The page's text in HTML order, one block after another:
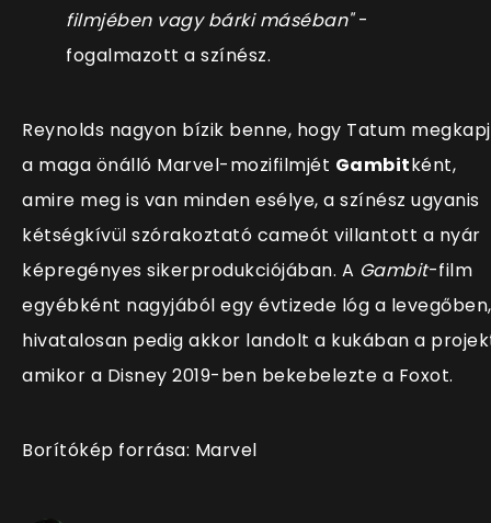
filmjében vagy bárki máséban"-
fogalmazott a színész.
Reynolds nagyon bízik benne, hogy Tatum
a maga önálló Marvel-mozifilmjét Gambitként,
amire meg is van minden esélye, a színész ugyanis
kétségkívül szórakoztató cameót villantott a nyár
képregényes sikerprodukciójában. A Gambit-film
egyébként nagyjából egy évtizede lóg a levegőben,
hivatalosan pedig akkor landolt a kukában a
amikor a Disney 2019-ben bekebelezte a Foxot.
Borítókép forrása: Marvel